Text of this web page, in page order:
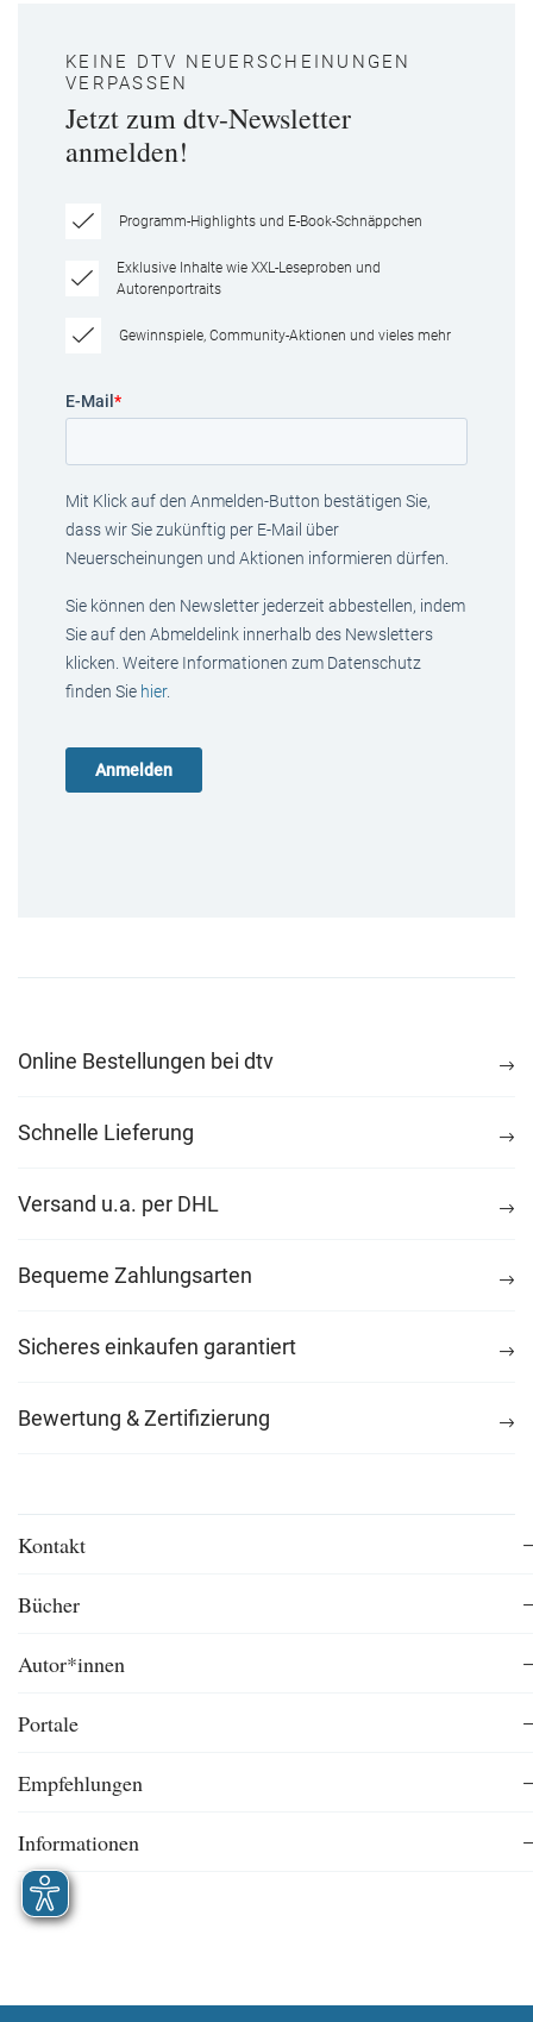
KEINE DTV NEUERSCHEINUNGEN
VERPASSEN
Jetzt zum dtv-Newsletter
anmelden!
Programm-Highlights und E-Book-Schnäppchen
Exklusive Inhalte wie XXL-Leseproben und
Autorenportraits
Gewinnspiele, Community-Aktionen und vieles mehr
E-Mail *
Mit Klick auf den Anmelden-Button bestätigen Sie,
dass wir Sie zukünftig per E-Mail über
Neuerscheinungen und Aktionen informieren dürfen.
Sie können den Newsletter jederzeit abbestellen, indem
Sie auf den Abmeldelink innerhalb des Newsletters
klicken. Weitere Informationen zum Datenschutz
finden Sie hier.
Online Bestellungen bei dtv
Schnelle Lieferung
Versand u.a. per DHL
Bequeme Zahlungsarten
Sicheres einkaufen garantiert
Bewertung & Zertifizierung
Kontakt
Bücher
Autor*innen
Portale
Empfehlungen
Informationen